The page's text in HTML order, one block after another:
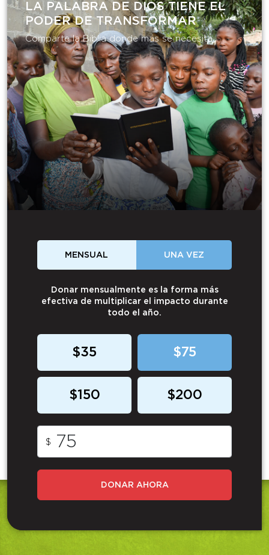
LA PALABRA DE DIOS TIENE EL
PODER DE TRANSFORMAR​
Comparte la Biblia donde más se necesita.
MENSUAL UNA VEZ
Donar mensualmente es la forma más
efectiva de multiplicar el impacto durante
todo el año.
$35 $75
$150 $200
$
DONAR AHORA